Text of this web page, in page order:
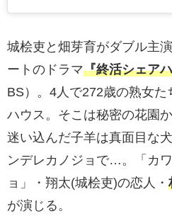
城桧吏と畑芽育がダブル主
ートのドラマ『終活シェア
BS）。4人で272歳の熟女
ハウス。そこは秘密の花園
迷い込んだ子羊は真面目な
ンデレカノジョで…。「カ
ョ」・翔太(城桧吏)の恋人・
が演じる。